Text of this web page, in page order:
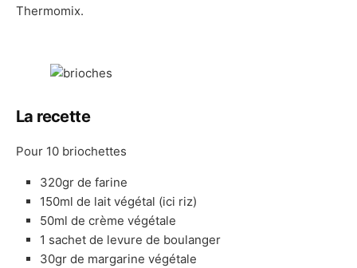
Thermomix.
La recette
Pour 10 briochettes
320gr de farine
150ml de lait végétal (ici riz)
50ml de crème végétale
1 sachet de levure de boulanger
30gr de margarine végétale